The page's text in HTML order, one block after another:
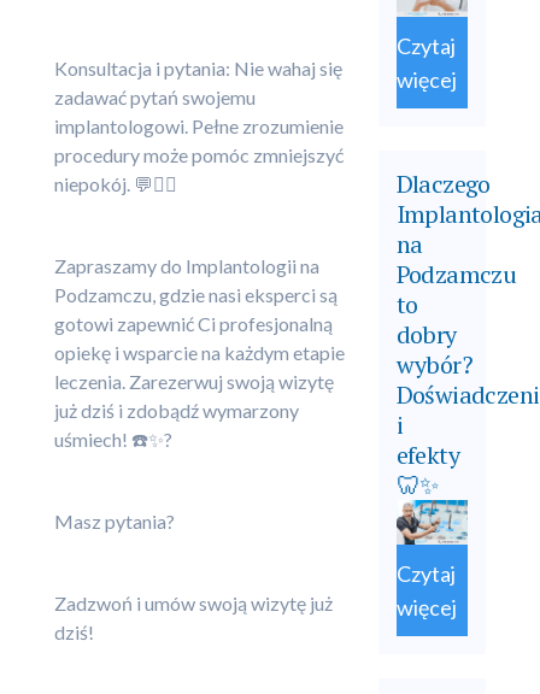
Konsultacja i pytania: Nie wahaj się
zadawać pytań swojemu
implantologowi. Pełne zrozumienie
procedury może pomóc zmniejszyć
niepokój. 💬👨‍⚕️
Zapraszamy do Implantologii na
Podzamczu, gdzie nasi eksperci są
gotowi zapewnić Ci profesjonalną
opiekę i wsparcie na każdym etapie
leczenia. Zarezerwuj swoją wizytę
już dziś i zdobądź wymarzony
uśmiech! ☎️✨?
Masz pytania?
Zadzwoń i umów swoją wizytę już
dziś!
Czytaj
więcej
Dlaczego
na
Podzamczu
to
dobry
wybór?
i
efekty
🦷✨
Czytaj
więcej